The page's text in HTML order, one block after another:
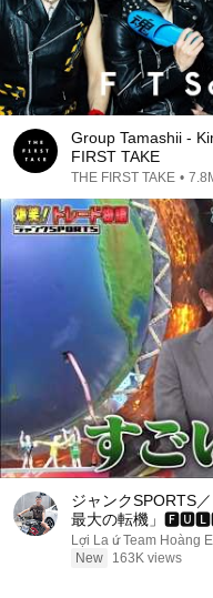
Group Tamashii -
FIRST TAKE
THE FIRST TAKE •
ジャンクSPORTS
最大の転機」
Lợi La ứ Team Hoàng
New
163K views